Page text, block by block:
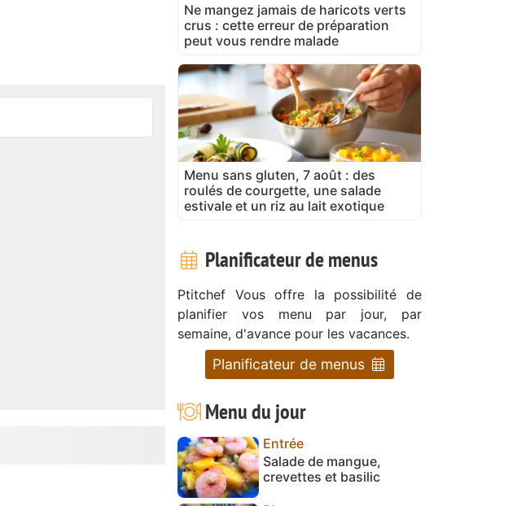
Ne mangez jamais de haricots verts
crus : cette erreur de préparation
peut vous rendre malade
Menu sans gluten, 7 août : des
roulés de courgette, une salade
estivale et un riz au lait exotique
Planificateur de menus
Ptitchef Vous offre la possibilité de
planifier vos menu par jour, par
semaine, d'avance pour les vacances.
Planificateur de menus
Menu du jour
Entrée
Salade de mangue,
crevettes et basilic